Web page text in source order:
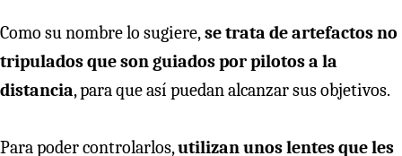
Como su nombre lo sugiere,se trata de artefactos no
tripulados que son guiados por pilotos a la
distancia, para que así puedan alcanzar sus objetivos.
Para poder controlarlos,utilizan unos lentes que les